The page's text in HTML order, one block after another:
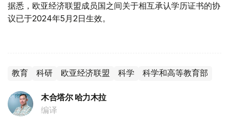
据悉，欧亚经济联盟成员国之间关于相互承认学历证书的协
议已于2024年5月2日生效。
教育 科研 欧亚经济联盟 科学 科学和高等教育部
木合塔尔 哈力木拉
编译